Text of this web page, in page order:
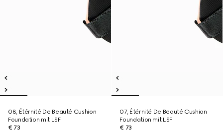
08, Étérnité De Beauté Cushion
Foundation mit LSF
€ 73
07, Étérnité De Beauté Cushion
Foundation mit LSF
€ 73